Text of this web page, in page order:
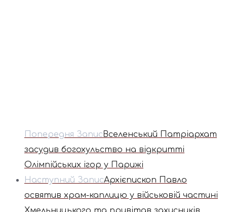
Попередня Запис Вселенський Патріархат
засудив богохульство на відкритті
Олімпійських ігор у Парижі
Наступний ЗаписАрхієпископ Павло
освятив храм-каплицю у військовій частині